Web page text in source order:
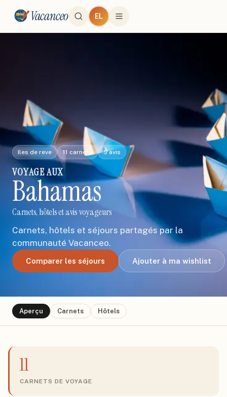
Vacanceo EL
Iles de reve 11 carnets 5avis
VOYAGEAUX
Bahamas
Carnets, hôtels et avis voyageurs
Carnets, hôtels et séjours partagés par la
communauté Vacanceo.
Comparer les séjours Ajouter à ma wishlist
Aperçu Carnets Hôtels
11
CARNETS DE VOYAGE